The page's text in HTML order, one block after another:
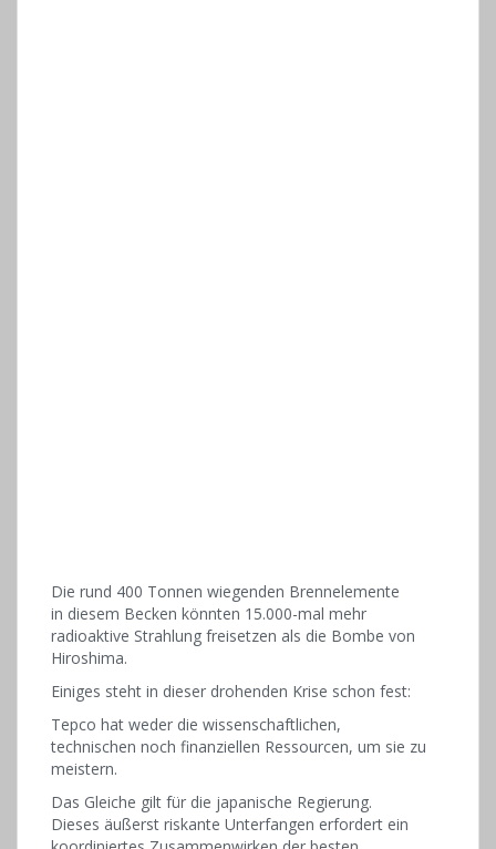
Die rund 400 Tonnen wiegenden Brennelemente
in diesem Becken könnten 15.000-mal mehr
radioaktive Strahlung freisetzen als die Bombe von
Hiroshima.
Einiges steht in dieser drohenden Krise schon fest:
Tepco hat weder die wissenschaftlichen,
technischen noch finanziellen Ressourcen, um sie zu
meistern.
Das Gleiche gilt für die japanische Regierung.
Dieses äußerst riskante Unterfangen erfordert ein